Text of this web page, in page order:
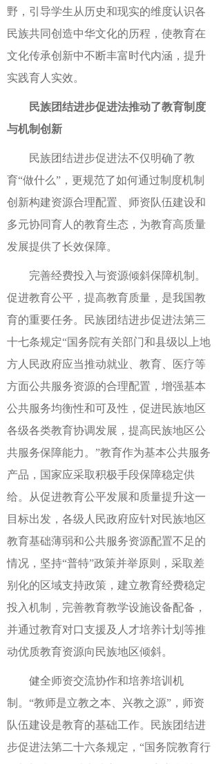
野，引导学生从历史和现实的维度认识各
民族共同创造中华文化的历程，使教育在
文化传承创新中不断丰富时代内涵，提升
实践育人实效。
民族团结进步促进法推动了教育制度
与机制创新
民族团结进步促进法不仅明确了教
育“做什么”，更规范了如何通过制度机制
创新构建资源合理配置、师资队伍建设和
多元协同育人的教育生态，为教育高质量
发展提供了长效保障。
完善经费投入与资源倾斜保障机制。
促进教育公平，提高教育质量，是我国教
育的重要任务。民族团结进步促进法第三
十七条规定“国务院有关部门和县级以上地
方人民政府应当推动就业、教育、医疗等
方面公共服务资源的合理配置，增强基本
公共服务均衡性和可及性，促进民族地区
各级各类教育协调发展，提高民族地区公
共服务保障能力。”教育作为基本公共服务
产品，国家应采取积极手段保障稳定供
给。从促进教育公平发展和质量提升这一
目标出发，各级人民政府应针对民族地区
教育基础薄弱和公共服务资源配置不足的
情况，坚持“普特”政策并举原则，采取差
别化的区域支持政策，建立教育经费稳定
投入机制，完善教育教学设施设备配备，
并通过教育对口支援及人才培养计划等推
动优质教育资源向民族地区倾斜。
健全师资交流协作和培养培训机
制。“教师是立教之本、兴教之源”，师资
队伍建设是教育的基础工作。民族团结进
步促进法第二十六条规定，“国务院教育行